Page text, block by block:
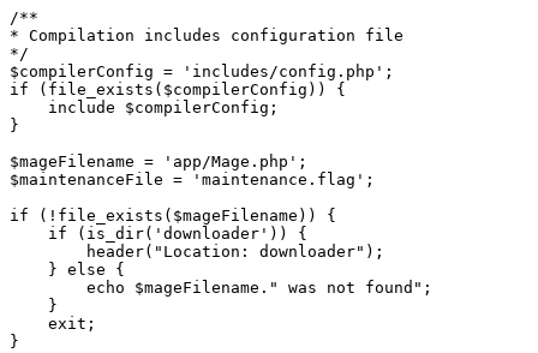
/**
* Compilation includes configuration file
*/
$compilerConfig = 'includes/config.php';
if (file_exists($compilerConfig)) {
    include $compilerConfig;
}
$mageFilename = 'app/Mage.php';
$maintenanceFile = 'maintenance.flag';
if (!file_exists($mageFilename)) {
    if (is_dir('downloader')) {
        header("Location: downloader");
    } else {
        echo $mageFilename." was not found";
    }
    exit;
}